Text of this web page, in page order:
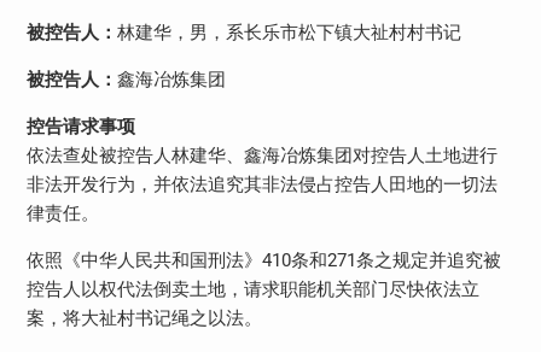
被控告人： 林建华，男，系长乐市松下镇大祉村村书记
被控告人： 鑫海冶炼集团
控告请求事项
依法查处被控告人林建华、鑫海冶炼集团对控告人土地进行
非法开发行为，并依法追究其非法侵占控告人田地的一切法
律责任。
依照《中华人民共和国刑法》410条和271条之规定并追究被
控告人以权代法倒卖土地，请求职能机关部门尽快依法立
案，将大祉村书记绳之以法。